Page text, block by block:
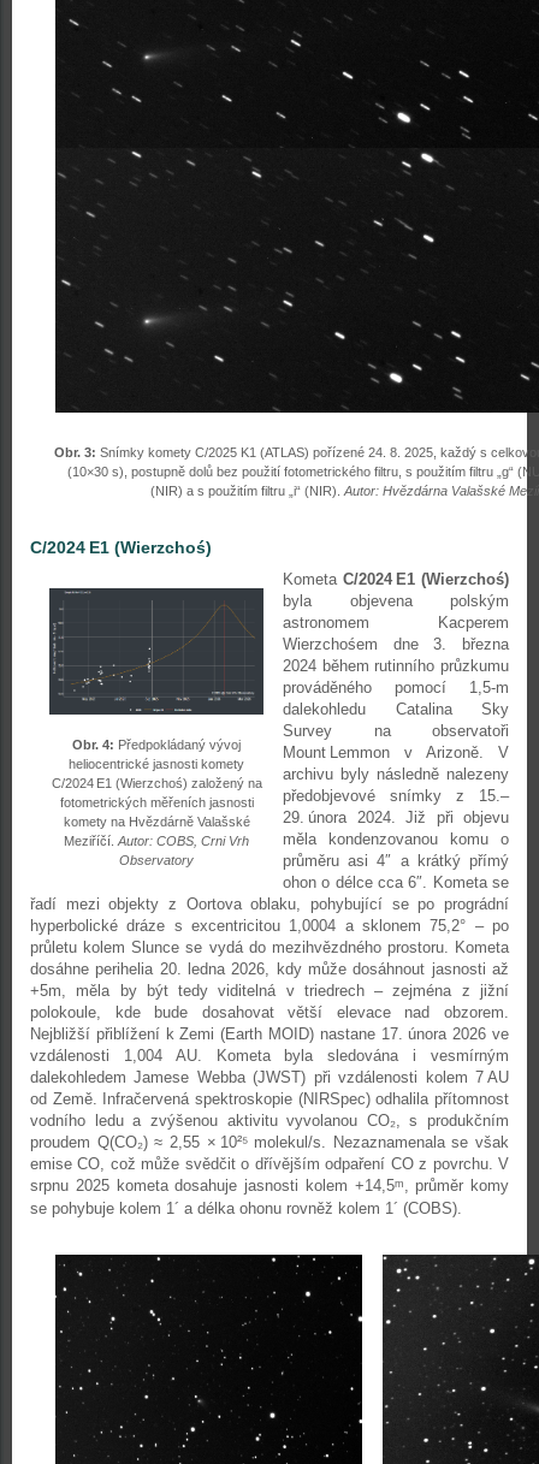
Obr. 3: Snímky komety C/2025 K1 (ATLAS) pořízené 24. 8. 2025, každý s
(10×30 s), postupně dolů bez použití fotometrického filtru, s použitím filtru „g“
(NIR) a s použitím filtru „i“ (NIR). Autor: Hvězdárna Valašské
C/2024 E1 (Wierzchoś)
Obr. 4: Předpokládaný vývoj
heliocentrické jasnosti komety
C/2024 E1 (Wierzchoś) založený na
fotometrických měřeních jasnosti
komety na Hvězdárně Valašské
Meziříčí. Autor: COBS, Crni Vrh
Observatory
Kometa C/2024 E1 (Wierzchoś)
byla objevena polským
astronomem Kacperem
Wierzchośem dne 3. března
2024 během rutinního průzkumu
prováděného pomocí 1,5-m
dalekohledu Catalina Sky
Survey na observatoři
Mount Lemmon v Arizoně. V
archivu byly následně nalezeny
předobjevové snímky z 15.–
29. února 2024. Již při objevu
měla kondenzovanou komu o
průměru asi 4″ a krátký přímý
ohon o délce cca 6″. Kometa se
řadí mezi objekty z Oortova oblaku, pohybující se po prográdní
hyperbolické dráze s excentricitou 1,0004 a sklonem 75,2° – po
průletu kolem Slunce se vydá do mezihvězdného prostoru. Kometa
dosáhne perihelia 20. ledna 2026, kdy může dosáhnout jasnosti až
+5m, měla by být tedy viditelná v triedrech – zejména z jižní
polokoule, kde bude dosahovat větší elevace nad obzorem.
Nejbližší přiblížení k Zemi (Earth MOID) nastane 17. února 2026 ve
vzdálenosti 1,004 AU. Kometa byla sledována i vesmírným
dalekohledem Jamese Webba (JWST) při vzdálenosti kolem 7 AU
od Země. Infračervená spektroskopie (NIRSpec) odhalila přítomnost
vodního ledu a zvýšenou aktivitu vyvolanou CO₂, s produkčním
proudem Q(CO₂) ≈ 2,55 × 10²⁵ molekul/s. Nezaznamenala se však
emise CO, což může svědčit o dřívějším odpaření CO z povrchu. V
srpnu 2025 kometa dosahuje jasnosti kolem +14,5m , průměr komy
se pohybuje kolem 1´ a délka ohonu rovněž kolem 1´ (COBS).